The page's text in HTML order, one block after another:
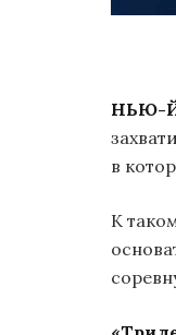
НЬЮ-
в
К